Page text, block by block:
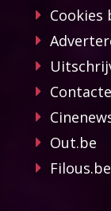
Cookies
Out.be
Filous.be